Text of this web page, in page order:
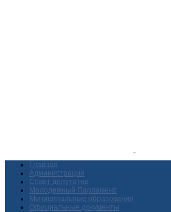
Главная
Администрация
Совет депутатов
Молодежный Парламент
Муниципальные образования
Официальные документы